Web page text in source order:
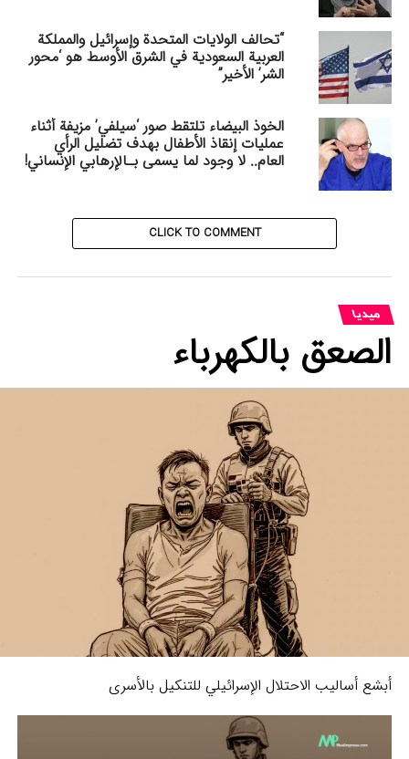
“تحالف الولايات المتحدة وإسرائيل والمملكة
العربية السعودية في الشرق الأوسط هو ‘محور
الشر’ الأخير”
الخوذ البيضاء تلتقط صور ‘سيلفي’ مزيفة أثناء
عمليات إنقاذ الأطفال بهدف تضليل الرأي
العام.. لا وجود لما يسمى بـالإرهابي الإنساني!
CLICK TO COMMENT
میدیا
الصعق بالكهرباء
أبشع أساليب الاحتلال الإسرائيلي للتنكيل بالأسرى